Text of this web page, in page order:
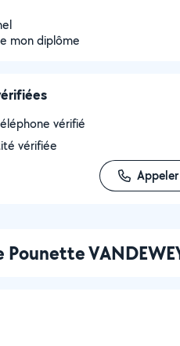
mon diplôme
vérifié
vérifiée
Appeler